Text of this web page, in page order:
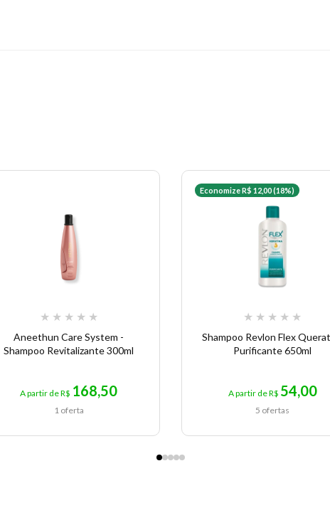
★ ★ ★ ★ ★
Aneethun Care System -
Shampoo Revitalizante 300ml
A partir de R$ 168,50
1 oferta
Economize R$ 12,00 (18%)
★ ★ ★ ★ ★
Shampoo Revlon Flex
Purificante 650ml
A partir de R$ 54,00
5 ofertas